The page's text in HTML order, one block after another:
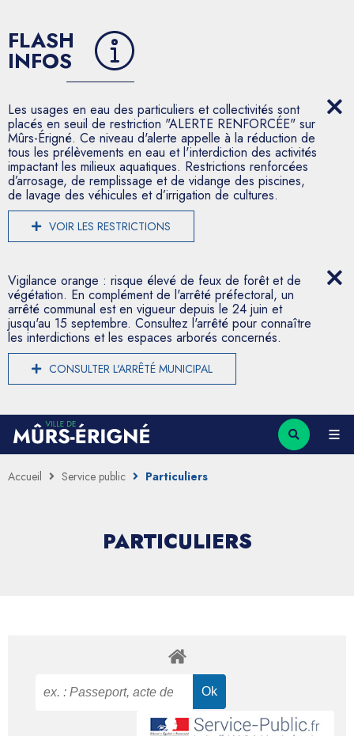
FLASH
INFOS
Les usages en eau des particuliers et collectivités sont
placés en seuil de restriction "ALERTE RENFORCÉE" sur
Mûrs-Érigné. Ce niveau d'alerte appelle à la réduction de
tous les prélèvements en eau et l'interdiction des activités
impactant les milieux aquatiques. Restrictions renforcées
d’arrosage, de remplissage et de vidange des piscines,
de lavage des véhicules et d’irrigation de cultures.
VOIR LES RESTRICTIONS
Vigilance orange : risque élevé de feux de forêt et de
végétation. En complément de l'arrêté préfectoral, un
arrêté communal est en vigueur depuis le 24 juin et
jusqu'au 15 septembre. Consultez l'arrêté pour connaître
les interdictions et les espaces arborés concernés.
CONSULTER L'ARRÊTÉ MUNICIPAL
Accueil Service public Particuliers
PARTICULIERS